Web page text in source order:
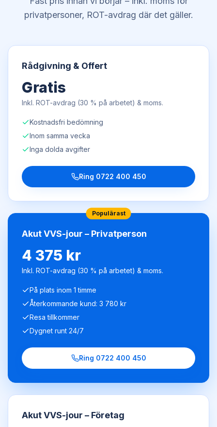
privatpersoner, ROT-avdrag där det gäller.
Rådgivning & Offert
Gratis
Inkl. ROT-avdrag (30 % på arbetet) & moms.
Kostnadsfri bedömning
Inom samma vecka
Inga dolda avgifter
Ring 0722 400 450
Populärast
Akut VVS-jour – Privatperson
4 375 kr
Inkl. ROT-avdrag (30 % på arbetet) & moms.
På plats inom 1 timme
Återkommande kund: 3 780 kr
Resa tillkommer
Dygnet runt 24/7
Ring 0722 400 450
Akut VVS-jour – Företag